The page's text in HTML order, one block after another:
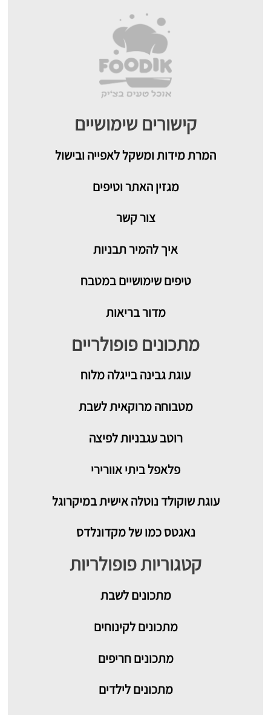
קישורים שימושיים
המרת מידות ומשקל לאפייה ובישול
מגזין האתר וטיפים
צור קשר
איך להמיר תבניות
טיפים שימושיים במטבח
מדור בריאות
מתכונים פופולריים
עוגת גבינה בייגלה מלוח
מטבוחה מרוקאית לשבת
רוטב עגבניות לפיצה
פלאפל ביתי אוורירי
עוגת שוקולד נוטלה אישית במיקרוגל
נאגטס כמו של מקדונלדס
קטגוריות פופולריות
מתכוניםלשבת
מתכונים לקינוחים
מתכונים חריפים
מתכונים לילדים